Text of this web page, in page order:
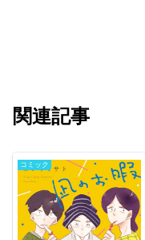
関連記事
コミック